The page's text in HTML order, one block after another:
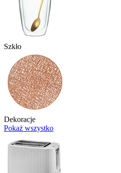
Szkło
Dekoracje
Pokaż wszystko